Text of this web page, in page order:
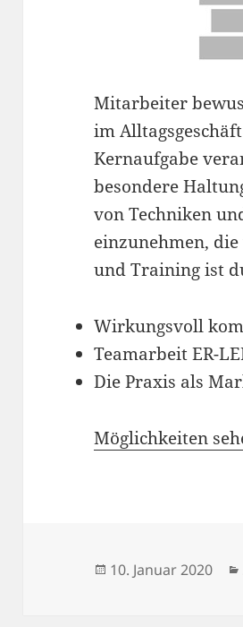
Mitarbeiter
im
Kernaufgabe
besondere
von Techniken
einzunehmen,
und Training ist
Wirkungsvoll
Teamarbeit ER-
Die Praxis als
Möglichkeiten
Veröffentlicht
10. Januar 2020